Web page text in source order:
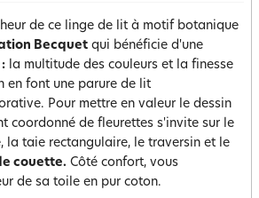
de ce linge de lit à motif botanique
Becquet qui bénéficie d'une
la multitude des couleurs et la finesse
en font une parure de lit
Pour mettre en valeur le dessin
coordonné de fleurettes s'invite sur le
la taie rectangulaire, le traversin et le
couette. Côté confort, vous
de sa toile en pur coton.